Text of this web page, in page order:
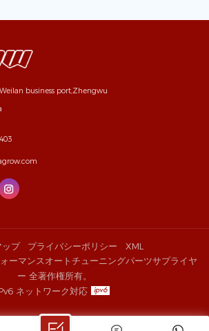
business port,Zhengwu
プ プライバシーポリシー
XML
マンスオートチューニングパーツサプライヤ
ー 全著作権所有。
ネットワーク対応